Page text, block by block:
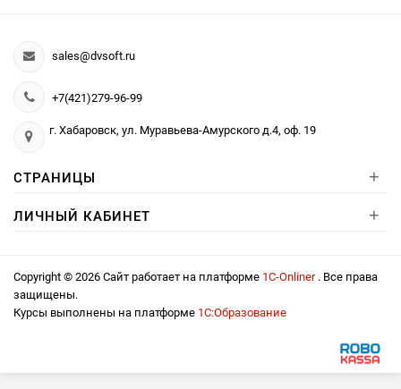
sales@dvsoft.ru
+7(421)279-96-99
г. Хабаровск, ул. Муравьева-Амурского д.4, оф. 19
СТРАНИЦЫ +
ЛИЧНЫЙ КАБИНЕТ +
Copyright © 2026 Сайт работает на платформе 1С-Onliner . Все права
защищены.
Курсы выполнены на платформе 1С:Образование